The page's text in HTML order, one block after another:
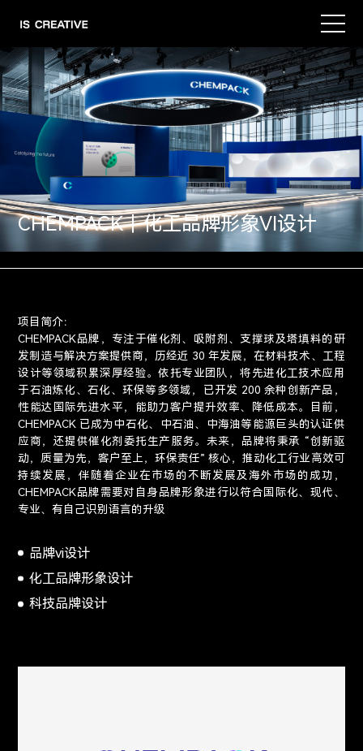
CHEMPACK｜化工品牌形象VI设计
项目简介：
CHEMPACK品牌，专注于催化剂、吸附剂、支撑球及塔填料的研
发制造与解决方案提供商，历经近 30 年发展，在材料技术、工程
设计等领域积累深厚经验。依托专业团队，将先进化工技术应用
于石油炼化、石化、环保等多领域，已开发 200 余种创新产品，
性能达国际先进水平，能助力客户提升效率、降低成本。目前，
CHEMPACK 已成为中石化、中石油、中海油等能源巨头的认证供
应商，还提供催化剂委托生产服务。未来，品牌将秉承 “创新驱
动，质量为先，客户至上，环保责任” 核心，推动化工行业高效可
持续发展，伴随着企业在市场的不断发展及海外市场的成功，
CHEMPACK品牌需要对自身品牌形象进行以符合国际化、现代、
专业、有自己识别语言的升级
品牌vi设计
化工品牌形象设计
科技品牌设计